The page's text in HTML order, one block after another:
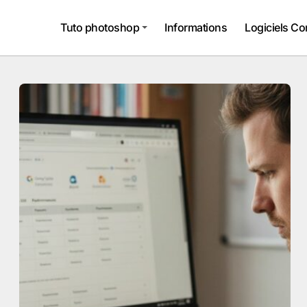
Tuto photoshop Informations Logiciels